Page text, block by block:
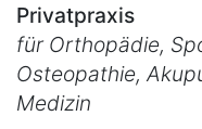
Privatpraxis
für Orthopädie,
Osteopathie,
Medizin